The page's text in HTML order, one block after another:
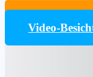
Video-